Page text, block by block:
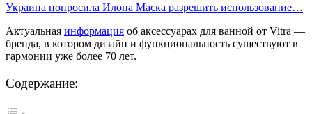
Украина попросила Илона Маска разрешить использование…
Актуальная информация об аксессуарах для ванной от Vitra —
бренда, в котором дизайн и функциональность существуют в
гармонии уже более 70 лет.
Содержание: